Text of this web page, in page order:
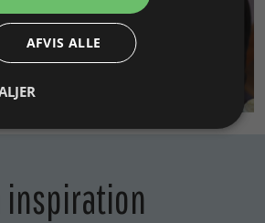
inspiration
AFVIS ALLE